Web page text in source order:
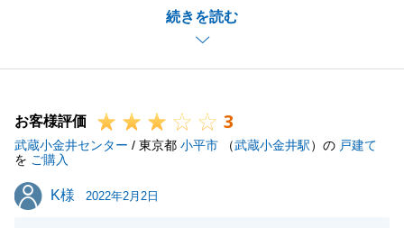
続きを読む
今回頂きましたご指摘部分につきましてはしっかりと
受け止め改善させて頂きます。
お客様評価 3
武蔵小金井センター / 東京都 小平市 （武蔵小金井駅）の 戸建て
を ご購入
K様
K様 2022年2月2日